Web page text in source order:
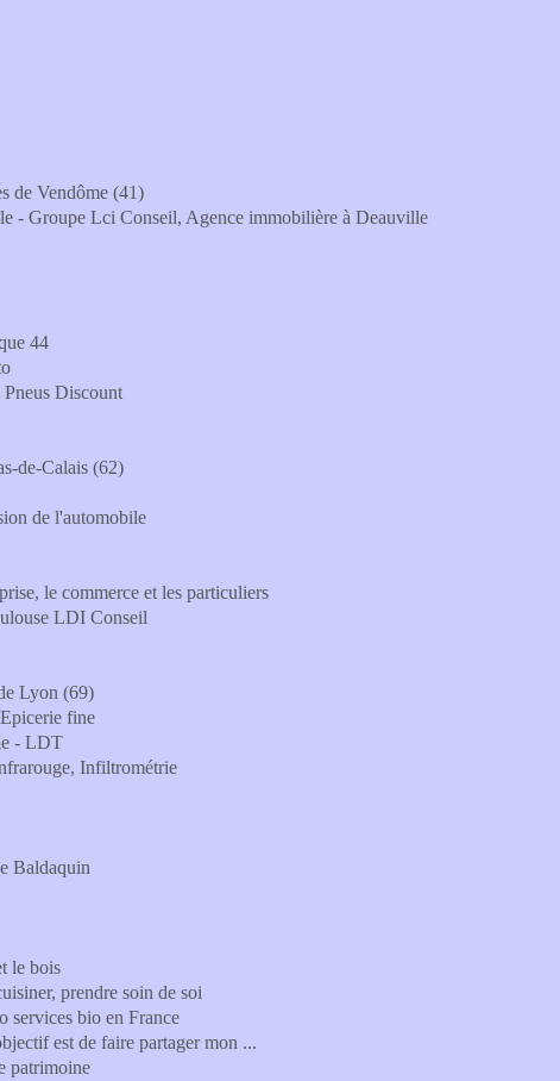
de Vendôme (41)
- Groupe Lci Conseil, Agence immobilière à Deauville
44
Pneus Discount
de-Calais (62)
de l'automobile
le commerce et les particuliers
LDI Conseil
Lyon (69)
fine
- LDT
Infiltrométrie
Baldaquin
le bois
prendre soin de soi
services bio en France
est de faire partager mon ...
patrimoine